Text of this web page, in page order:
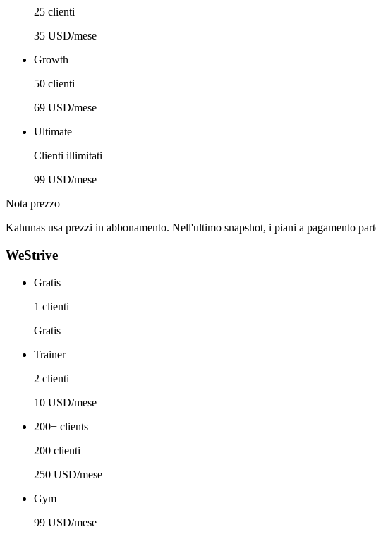
25 clienti
35 USD/mese
Growth
50 clienti
69 USD/mese
Ultimate
Clienti illimitati
99 USD/mese
Nota prezzo
Kahunas usa prezzi in abbonamento. Nell'ultimo snapshot, i piani a pagamento
WeStrive
Gratis
1 clienti
Gratis
Trainer
2 clienti
10 USD/mese
200+ clients
200 clienti
250 USD/mese
Gym
99 USD/mese